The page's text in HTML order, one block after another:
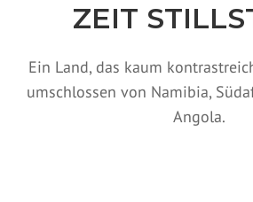
ZEIT
Ein Land, das kaum
umschlossen von Namibia,
Angola.